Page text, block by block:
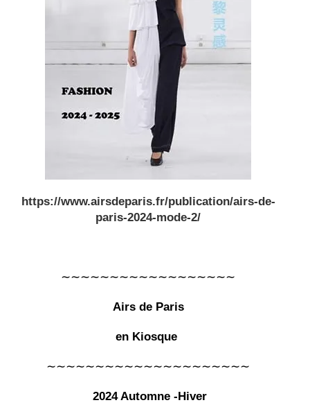
https://www.airsdeparis.fr/publication/airs-de-
paris-2024-mode-2/
∼∼∼∼∼∼∼∼∼∼∼∼∼∼∼∼∼∼
Airs de Paris
en Kiosque
∼∼∼∼∼∼∼∼∼∼∼∼∼∼∼∼∼∼∼∼∼
2024 Automne -Hiver